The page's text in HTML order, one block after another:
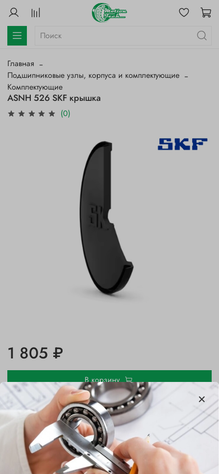
Главная
Подшипниковые узлы, корпуса и комплектующие
Комплектующие
ASNH 526 SKF крышка
(0)
В избранное Добавить в сравнение
1 805 ₽
В корзину
Купить в 1 клик